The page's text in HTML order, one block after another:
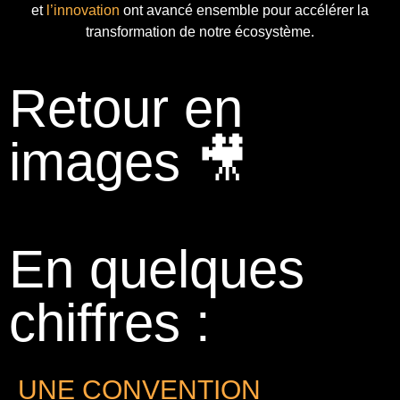
et l’innovation ont avancé ensemble pour accélérer la
transformation de notre écosystème.
Retour en
images 🎥
En quelques
chiffres :
UNE CONVENTION